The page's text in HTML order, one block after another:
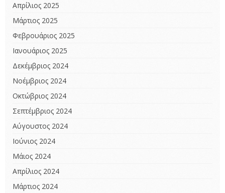
Απρίλιος 2025
Μάρτιος 2025
Φεβρουάριος 2025
Ιανουάριος 2025
Δεκέμβριος 2024
Νοέμβριος 2024
Οκτώβριος 2024
Σεπτέμβριος 2024
Αύγουστος 2024
Ιούνιος 2024
Μάιος 2024
Απρίλιος 2024
Μάρτιος 2024